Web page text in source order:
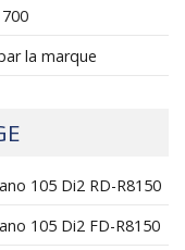
la marque
105 Di2 RD-R8150
105 Di2 FD-R8150